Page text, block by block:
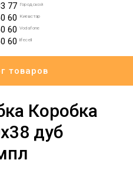
77 Городской
60 Киевстар
60 Vodafone
60 lifecell
товаров
Коробка
дуб